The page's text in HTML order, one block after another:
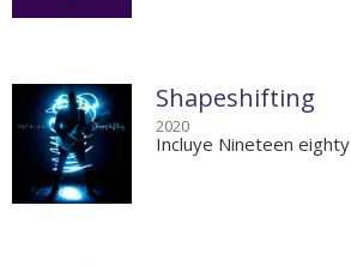
Shapeshifting
2020
Incluye Nineteen eighty